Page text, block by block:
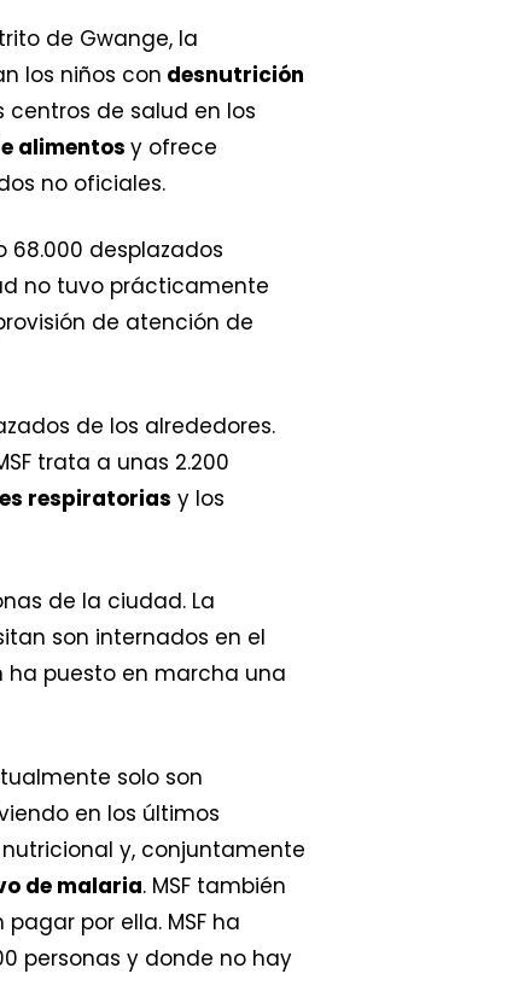
de Gwange, la
los niños con desnutrición
centros de salud en los
alimentos y ofrece
no oficiales.
68.000 desplazados
no tuvo prácticamente
de atención de
de los alrededores.
trata a unas 2.200
respiratorias y los
de la ciudad. La
son internados en el
ha puesto en marcha una
solo son
en los últimos
y, conjuntamente
de malaria. MSF también
por ella. MSF ha
personas y donde no hay